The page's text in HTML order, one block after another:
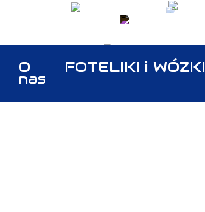
Zadzwoń teraz
O
nas
FOTELIKI i WÓZKI